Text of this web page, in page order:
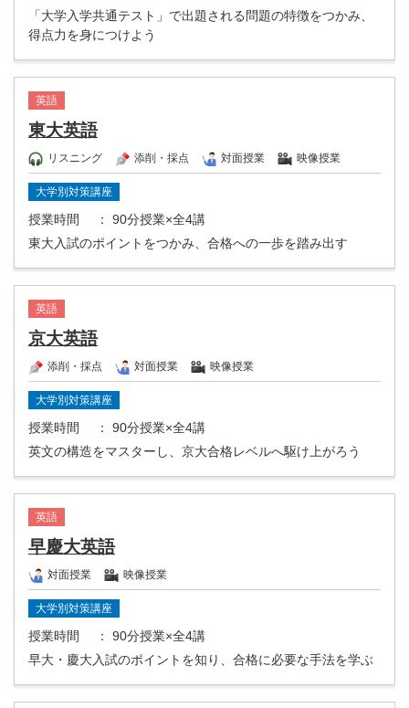
「大学入学共通テスト」で出題される問題の特徴をつかみ、
得点力を身につけよう
英語
東大英語
リスニング 添削・採点 対面授業 映像授業
大学別対策講座
授業時間
： 90分授業×全4講
東大入試のポイントをつかみ、合格への一歩を踏み出す
英語
京大英語
添削・採点 対面授業 映像授業
大学別対策講座
授業時間
： 90分授業×全4講
英文の構造をマスターし、京大合格レベルへ駆け上がろう
英語
早慶大英語
対面授業 映像授業
大学別対策講座
授業時間
： 90分授業×全4講
早大・慶大入試のポイントを知り、合格に必要な手法を学ぶ